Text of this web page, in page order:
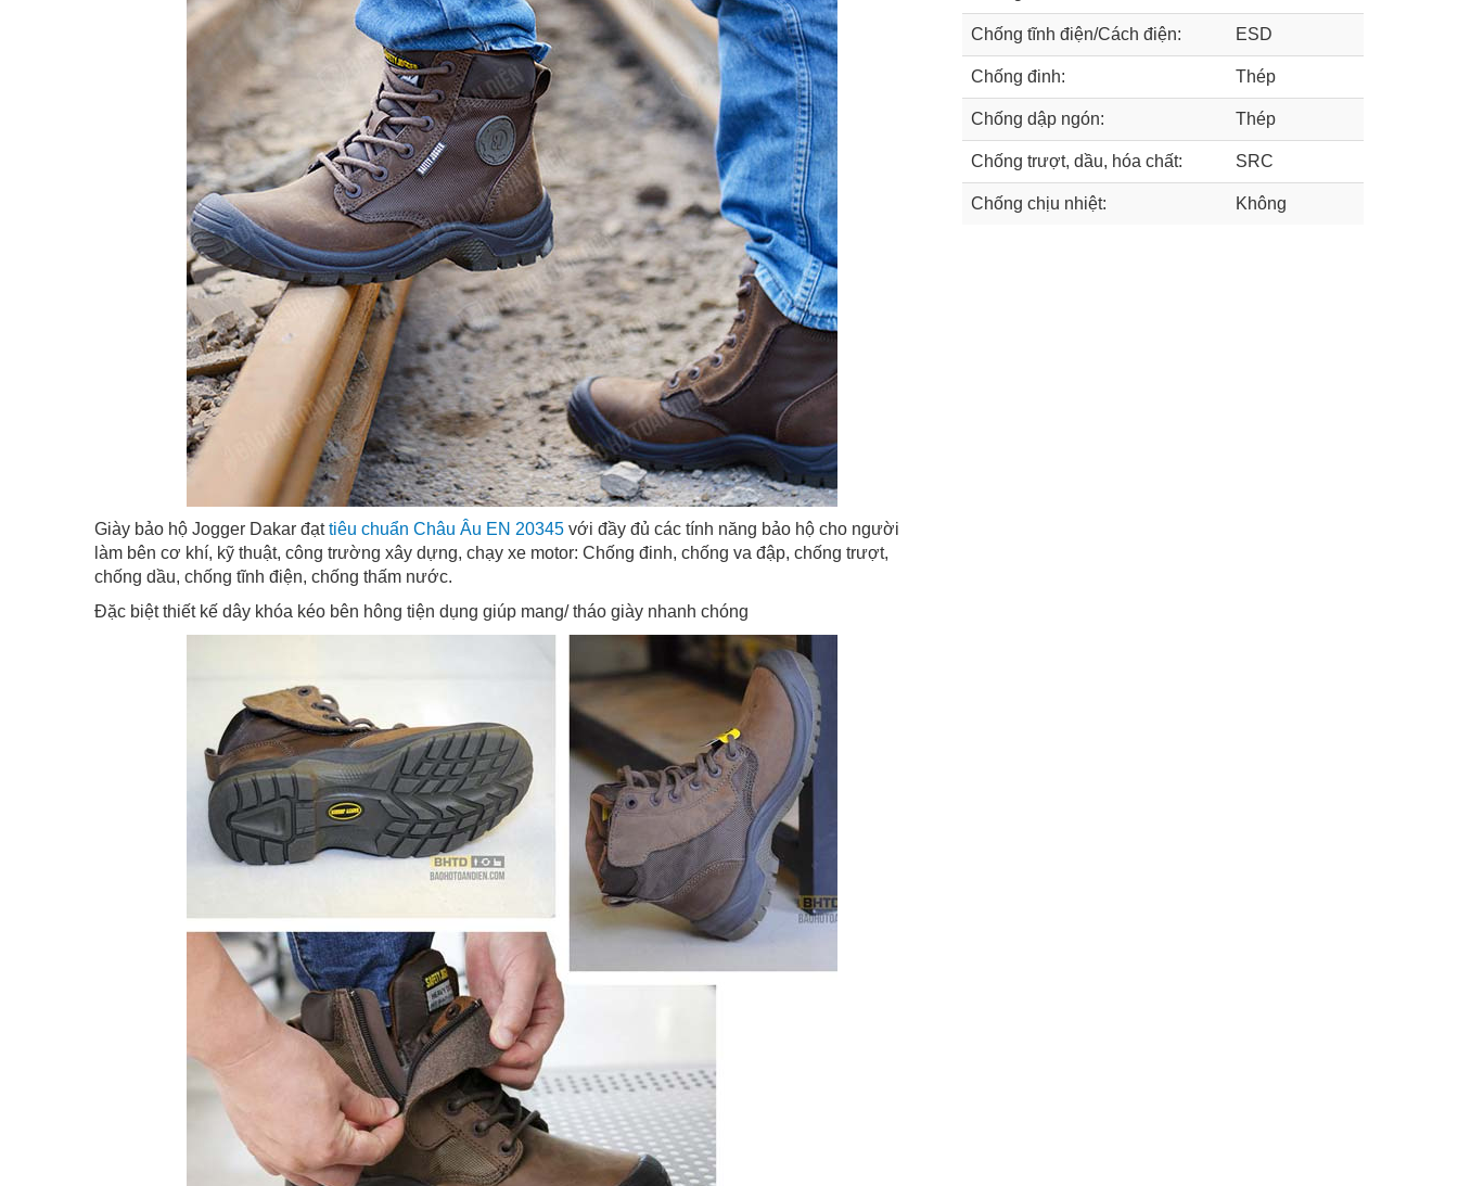
Giày bảo hộ Jogger Dakar đạttiêu chuẩn Châu Âu EN 20345 với đầy đủ các tính năng bảo hộ cho người
làm bên cơ khí, kỹ thuật, công trường xây dựng, chạy xe motor: Chống đinh, chống va đập, chống trượt,
chống dầu, chống tĩnh điện, chống thấm nước.
Đặc biệt thiết kế dây khóa kéo bên hông tiện dụng giúp mang/ tháo giày nhanh chóng
Chống tĩnh điện/Cách điện: ESD
Chống đinh: Thép
Chống dập ngón: Thép
Chống trượt, dầu, hóa chất: SRC
Chống chịu nhiệt: Không